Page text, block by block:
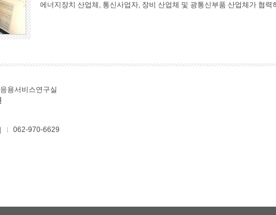
에너지장치 산업체, 통신사업자, 장비 산업체 및 광통신부품 산업체가 협
용서비스연구실
062-970-6629